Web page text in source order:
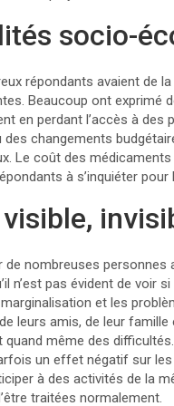
socio-
répondants avaient de
Beaucoup ont exprimé
en perdant l’accès à
des changements
Le coût des
à s’inquiéter pour
de nombreuses
n’est pas évident de
et les
leurs amis, de leur
quand même des
un effet négatif sur
à des activités de la
traitées normalement.